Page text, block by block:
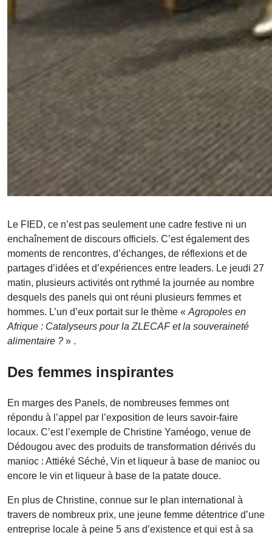
Le FIED, ce n’est pas seulement une cadre festive ni un
enchaînement de discours officiels. C’est également des
moments de rencontres, d’échanges, de réflexions et de
partages d’idées et d’expériences entre leaders. Le jeudi 27
matin, plusieurs activités ont rythmé la journée au nombre
desquels des panels qui ont réuni plusieurs femmes et
hommes. L’un d’eux portait sur le thème « Agropoles en
Afrique : Catalyseurs pour la ZLECAF et la souveraineté
alimentaire ? » .
Des femmes inspirantes
En marges des Panels, de nombreuses femmes ont
répondu à l’appel par l’exposition de leurs savoir-faire
locaux. C’est l’exemple de Christine Yaméogo, venue de
Dédougou avec des produits de transformation dérivés du
manioc : Attiéké Séché, Vin et liqueur à base de manioc ou
encore le vin et liqueur à base de la patate douce.
En plus de Christine, connue sur le plan international à
travers de nombreux prix, une jeune femme détentrice d’une
entreprise locale à peine 5 ans d’existence et qui est à sa